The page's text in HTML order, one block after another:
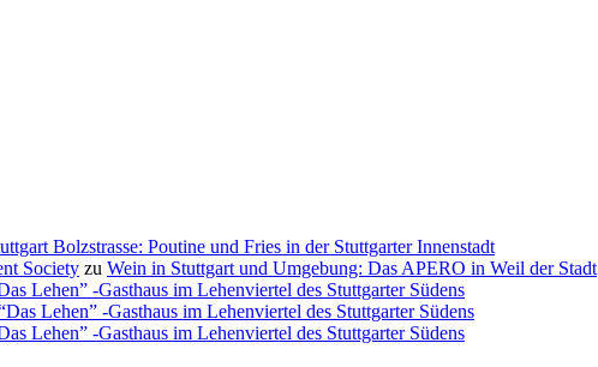
Bolzstrasse: Poutine und Fries in der Stuttgarter Innenstadt
Society zu Wein in Stuttgart und Umgebung: Das APERO in Weil der Stadt
Lehen” -Gasthaus im Lehenviertel des Stuttgarter Südens
Lehen” -Gasthaus im Lehenviertel des Stuttgarter Südens
Lehen” -Gasthaus im Lehenviertel des Stuttgarter Südens